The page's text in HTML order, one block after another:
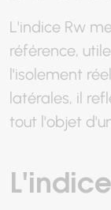
L'indice Rw
référence,
l'isolement
latérales, il
tout l'objet